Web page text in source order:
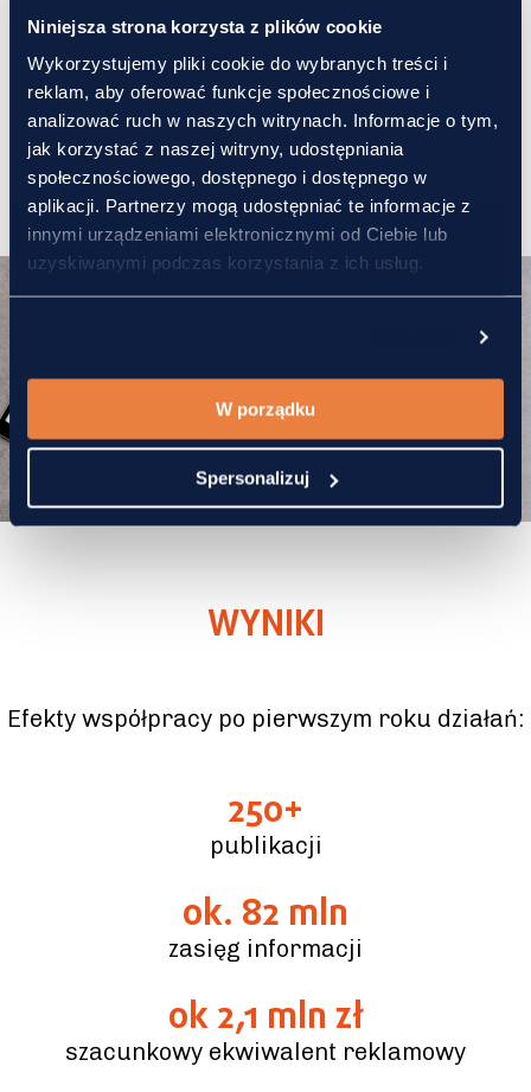
Niniejsza strona korzysta z plików cookie
Wykorzystujemy pliki cookie do wybranych treści i
reklam, aby oferować funkcje społecznościowe i
analizować ruch w naszych witrynach. Informacje o tym,
jak korzystać z naszej witryny, udostępniania
społecznościowego, dostępnego i dostępnego w
aplikacji. Partnerzy mogą udostępniać te informacje z
innymi urządzeniami elektronicznymi od Ciebie lub
uzyskiwanymi podczas korzystania z ich usług.
W porządku
Spersonalizuj
cyberbezpieczeństwa w odniesieniu do
zbliżających się wyborów prezydenckich.
Zaowocował on ponad 20 publikacjami!
WYNIKI
Efekty współpracy po pierwszym roku działań:
250+
publikacji
ok. 82 mln
zasięg informacji
ok 2,1 mln zł
szacunkowy ekwiwalent reklamowy